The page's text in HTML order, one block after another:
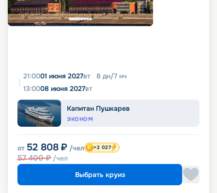
21:0001 июня 2027вт 8 дн/7 нч
13:0008 июня 2027вт
Капитан Пушкарев
ЭКОНОМ
от 52 808 ₽ /чел
57 400₽ /чел
+2 027
Выбрать круиз